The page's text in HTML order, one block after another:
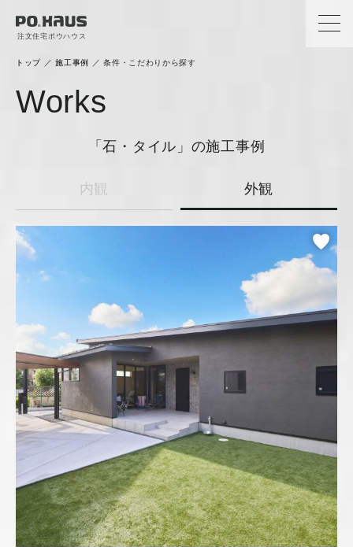
注文住宅ポウハウス
トップ ／施工事例 ／条件・こだわりから探す
Works
「石・タイル」 の施工事例
内観 外観